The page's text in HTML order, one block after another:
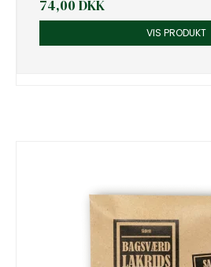
74,00 DKK
VIS PRODUKT